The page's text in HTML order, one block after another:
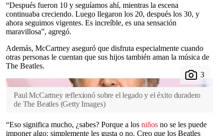
“Después fueron 10 y seguíamos ahí, mientras la escena
continuaba creciendo. Luego llegaron los 20, después los 30, y
ahora seguimos vigentes. Es increíble, es una sensación
maravillosa”, agregó.
Además, McCartney aseguró que disfruta especialmente cuando
otras personas le cuentan que sus hijos también aman la música de
The Beatles.
Paul McCartney reflexionó sobre el legado y el éxito duradero
de The Beatles (Getty Images)
“Eso significa mucho, ¿sabes? Porque a los niños no se les puede
imponer algo: simplemente les gusta o no. Creo que los Beatles